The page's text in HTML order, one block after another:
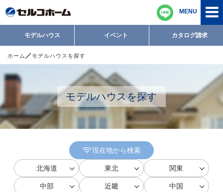
MENU
モデルハウス イベント カタログ請求
ホーム モデルハウスを探す
モデルハウスを探す
現在地から検索
北海道 東北 関東
中部 近畿 中国